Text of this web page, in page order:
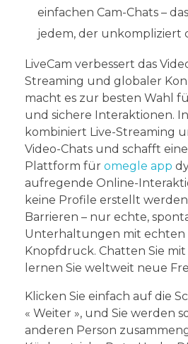
einfachen Cam-Chats –
jedem, der unkompliziert
LiveCam verbessert das
Streaming und globaler
macht es zur besten Wahl
und sichere Interaktionen.
kombiniert Live-Streaming
Video-Chats und schafft
Plattform für omegle app
aufregende Online-
keine Profile erstellt
Barrieren – nur echte,
Unterhaltungen mit echten
Knopfdruck. Chatten Sie
lernen Sie weltweit neue
Klicken Sie einfach auf die
« Weiter », und Sie werden
anderen Person